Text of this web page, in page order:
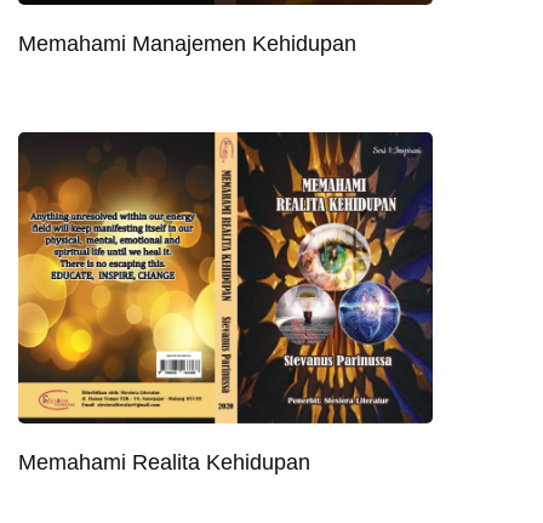
Memahami Manajemen Kehidupan
Memahami Realita Kehidupan